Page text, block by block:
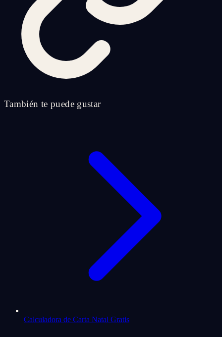
También te puede gustar
Calculadora de Carta Natal Gratis